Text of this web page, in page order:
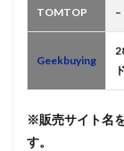
TOMTOP –
Geekbuying
※販売サイト名
す。